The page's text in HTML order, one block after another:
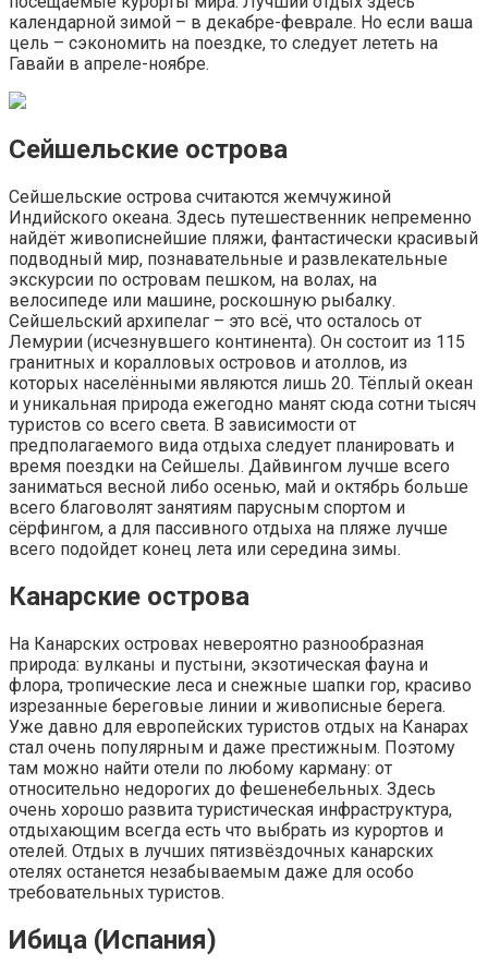
календарной зимой – в декабре-феврале. Но если ваша
цель – сэкономить на поездке, то следует лететь на
Гавайи в апреле-ноябре.
Сейшельские острова
Сейшельские острова считаются жемчужиной
Индийского океана. Здесь путешественник непременно
найдёт живописнейшие пляжи, фантастически красивый
подводный мир, познавательные и развлекательные
экскурсии по островам пешком, на волах, на
велосипеде или машине, роскошную рыбалку.
Сейшельский архипелаг – это всё, что осталось от
Лемурии (исчезнувшего континента). Он состоит из 115
гранитных и коралловых островов и атоллов, из
которых населёнными являются лишь 20. Тёплый океан
и уникальная природа ежегодно манят сюда сотни тысяч
туристов со всего света. В зависимости от
предполагаемого вида отдыха следует планировать и
время поездки на Сейшелы. Дайвингом лучше всего
заниматься весной либо осенью, май и октябрь больше
всего благоволят занятиям парусным спортом и
сёрфингом, а для пассивного отдыха на пляже лучше
всего подойдет конец лета или середина зимы.
Канарские острова
На Канарских островах невероятно разнообразная
природа: вулканы и пустыни, экзотическая фауна и
флора, тропические леса и снежные шапки гор, красиво
изрезанные береговые линии и живописные берега.
Уже давно для европейских туристов отдых на Канарах
стал очень популярным и даже престижным. Поэтому
там можно найти отели по любому карману: от
относительно недорогих до фешенебельных. Здесь
очень хорошо развита туристическая инфраструктура,
отдыхающим всегда есть что выбрать из курортов и
отелей. Отдых в лучших пятизвёздочных канарских
отелях останется незабываемым даже для особо
требовательных туристов.
Ибица (Испания)